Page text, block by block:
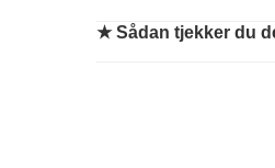
★Sådan tjekker du